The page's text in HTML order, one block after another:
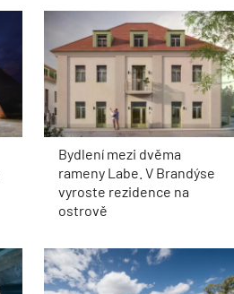
Bydlení mezi dvěma
rameny Labe. V Brandýse
vyroste rezidence na
ostrově